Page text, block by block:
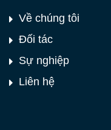
Về chúng tôi
Đối tác
Sự nghiệp
Liên hệ